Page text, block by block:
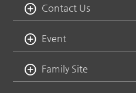
Contact Us
Event
Family Site